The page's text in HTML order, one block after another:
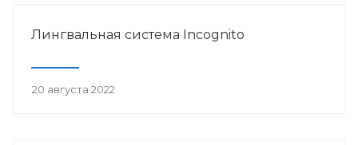
Лингвальная система Incognito
20 августа 2022